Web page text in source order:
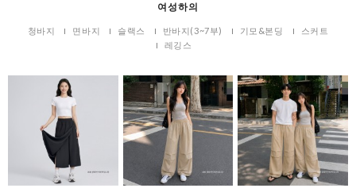
여성하의
청바지 면바지 슬랙스 반바지(3~7부) 기모&본딩
스커트
레깅스